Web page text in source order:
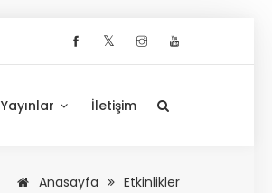
𝕏
Yayınlar İletişim
Anasayfa Etkinlikler